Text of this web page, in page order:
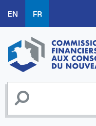
au
contenu
principal
EN FR